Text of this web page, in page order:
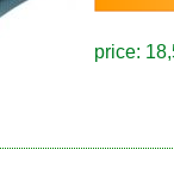
price: